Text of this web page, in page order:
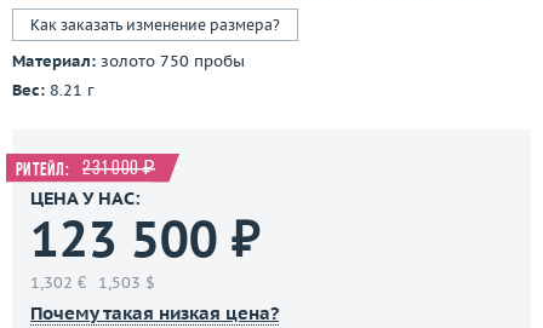
Как заказать изменение размера?
Материал: золото 750 пробы
Вес: 8.21 г
Ритейл: 231 000 ₽
ЦЕНА У НАС:
123 500 ₽
1,302 € 1,503 $
Почему такая низкая цена?